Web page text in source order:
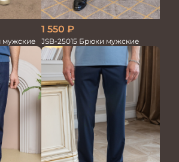
мужские
1 550 ₽
JSB-25015 Брюки мужские